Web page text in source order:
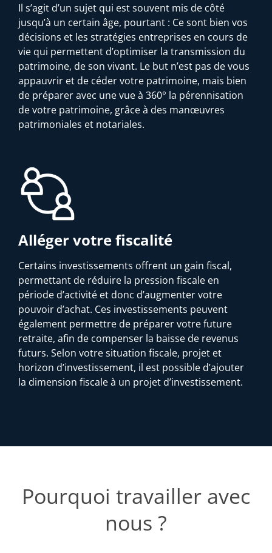
Il s’agit d’un sujet qui est souvent mis de côté
jusqu’à un certain âge, pourtant : Ce sont bien vos
décisions et les stratégies entreprises en cours de
vie qui permettent d’optimiser la transmission du
patrimoine, de son vivant. Le but n’est pas de vous
appauvrir et de céder votre patrimoine, mais bien
de préparer avec une vue à 360° la pérennisation
de votre patrimoine, grâce à des manœuvres
patrimoniales et notariales.
Alléger votre fiscalité
Certains investissements offrent un gain fiscal,
permettant de réduire la pression fiscale en
période d’activité et donc d’augmenter votre
pouvoir d’achat. Ces investissements peuvent
également permettre de préparer votre future
retraite, afin de compenser la baisse de revenus
futurs. Selon votre situation fiscale, projet et
horizon d’investissement, il est possible d’ajouter
la dimension fiscale à un projet d’investissement.
Pourquoi travailler avec
nous ?